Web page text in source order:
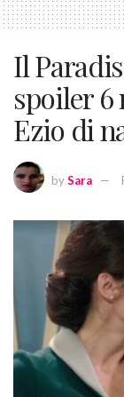
Il
spoiler 6
Ezio di
bySara